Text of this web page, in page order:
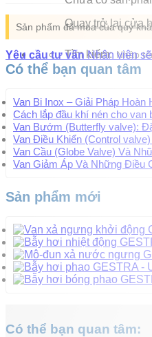
Quay trở lại cửa
Tìm kiếm:
Sản phẩm đã mua của quý
Yêu cầu tư vấn Nhân viên
Có thể bạn quan tâm
Van Bi Inox – Giải Pháp
Cách lắp đầu khí nén cho van
Van Bướm (Butterfly valve):
Van Điều Khiển (Control
Van Cầu (Globe Valve) Và
Van Giảm Áp Và Những Điều
Sản phẩm mới
Có thể bạn quan tâm: